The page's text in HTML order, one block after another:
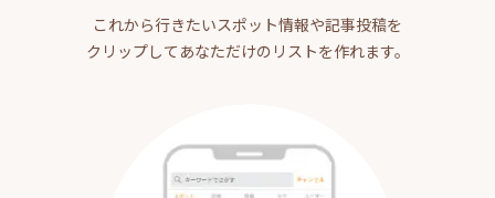
これから行きたいスポット情報や記事投稿を
クリップしてあなただけのリストを作れます。